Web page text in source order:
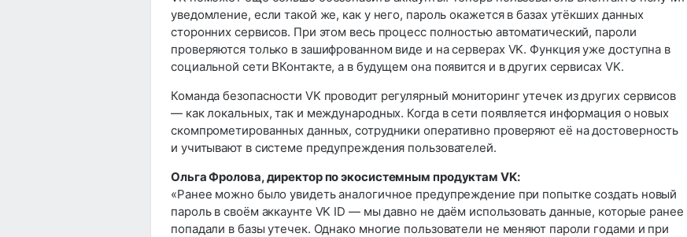
уведомление, если такой же, как у него, пароль окажется в базах утёкших данных
сторонних сервисов. При этом весь процесс полностью автоматический, пароли
проверяются только в зашифрованном виде и на серверах VK. Функция уже доступна в
социальной сети ВКонтакте, а в будущем она появится и в других сервисах VK.
Команда безопасности VK проводит регулярный мониторинг утечек из других сервисов
— как локальных, так и международных. Когда в сети появляется информация о новых
скомпрометированных данных, сотрудники оперативно проверяют её на достоверность
и учитывают в системе предупреждения пользователей.
Ольга Фролова, директор по экосистемным продуктам VK:
«Ранее можно было увидеть аналогичное предупреждение при попытке создать новый
пароль в своём аккаунте VK ID — мы давно не даём использовать данные, которые ранее
попадали в базы утечек. Однако многие пользователи не меняют пароли годами и при